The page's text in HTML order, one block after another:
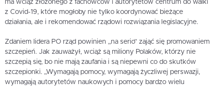
ma wciąż złożonego z fachowców i autorytetów centrum do walki
z Covid-19, które mogłoby nie tylko koordynować bieżące
działania, ale i rekomendować rządowi rozwiązania legislacyjne.
Zdaniem lidera PO rząd powinien „na serio” zająć się promowaniem
szczepień. Jak zauważył, wciąż są miliony Polaków, którzy nie
szczepią się, bo nie mają zaufania i są niepewni co do skutków
szczepionki. „Wymagają pomocy, wymagają życzliwej perswazji,
wymagają autorytetów naukowych i pomocy bardzo wielu